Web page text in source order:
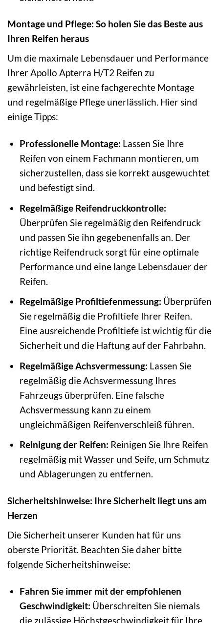
Montage und Pflege: So holen Sie das Beste aus
Ihren Reifen heraus
Um die maximale Lebensdauer und Performance
Ihrer Apollo Apterra H/T2 Reifen zu
gewährleisten, ist eine fachgerechte Montage
und regelmäßige Pflege unerlässlich. Hier sind
einige Tipps:
Professionelle Montage: Lassen Sie Ihre
Reifen von einem Fachmann montieren, um
sicherzustellen, dass sie korrekt ausgewuchtet
und befestigt sind.
Regelmäßige Reifendruckkontrolle:
Überprüfen Sie regelmäßig den Reifendruck
und passen Sie ihn gegebenenfalls an. Der
richtige Reifendruck sorgt für eine optimale
Performance und eine lange Lebensdauer der
Reifen.
Regelmäßige Profiltiefenmessung: Überprüfen
Sie regelmäßig die Profiltiefe Ihrer Reifen.
Eine ausreichende Profiltiefe ist wichtig für die
Sicherheit und die Haftung auf der Fahrbahn.
Regelmäßige Achsvermessung: Lassen Sie
regelmäßig die Achsvermessung Ihres
Fahrzeugs überprüfen. Eine falsche
Achsvermessung kann zu einem
ungleichmäßigen Reifenverschleiß führen.
Reinigung der Reifen: Reinigen Sie Ihre Reifen
regelmäßig mit Wasser und Seife, um Schmutz
und Ablagerungen zu entfernen.
Sicherheitshinweise: Ihre Sicherheit liegt uns am
Herzen
Die Sicherheit unserer Kunden hat für uns
oberste Priorität. Beachten Sie daher bitte
folgende Sicherheitshinweise:
Fahren Sie immer mit der empfohlenen
Geschwindigkeit: Überschreiten Sie niemals
die zulässige Höchstgeschwindigkeit für Ihre